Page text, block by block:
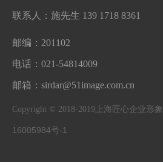
联系人：施先生 139 1718 8361
邮编：201102
电话：021-54814009
邮箱：sirdar@51image.com.cn
Copyright © 2018-2019上海匠心企业形
16005984号-1